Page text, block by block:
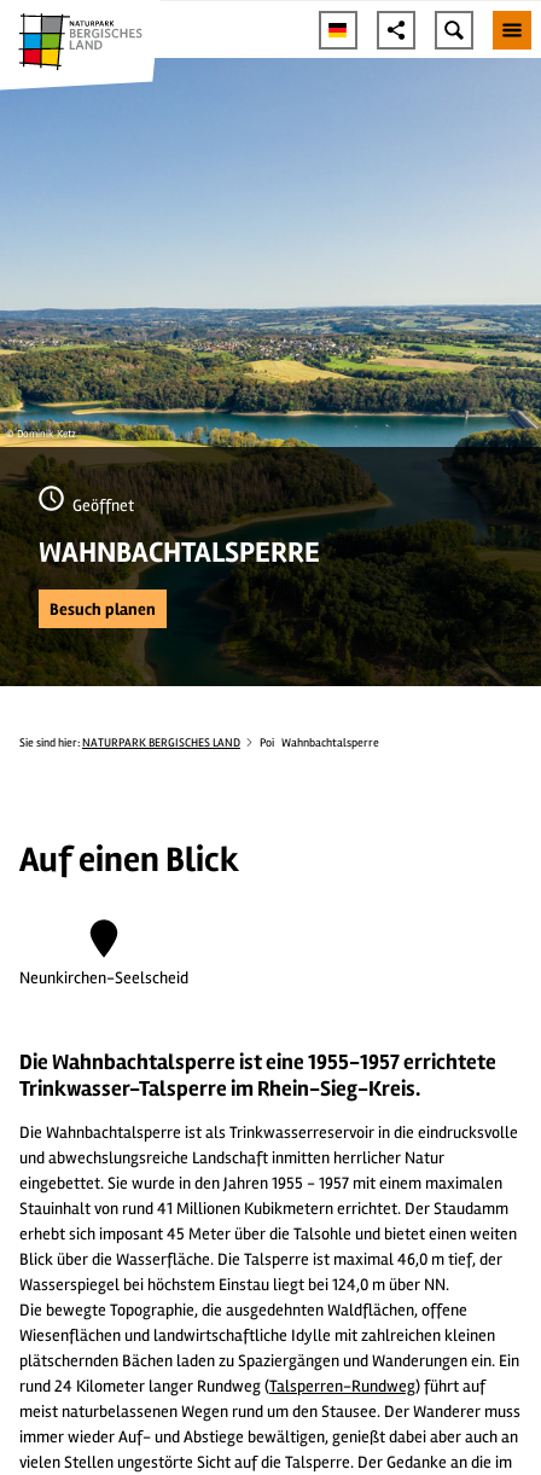
© Dominik Ketz
Geöffnet
WAHNBACHTALSPERRE
Besuch planen
Sie sind hier: NATURPARK BERGISCHES LAND Poi Wahnbachtalsperre
Auf einen Blick
Neunkirchen-Seelscheid
Die Wahnbachtalsperre ist eine 1955-1957 errichtete
Trinkwasser-Talsperre im Rhein-Sieg-Kreis.
Die Wahnbachtalsperre ist als Trinkwasserreservoir in die eindrucksvolle
und abwechslungsreiche Landschaft inmitten herrlicher Natur
eingebettet. Sie wurde in den Jahren 1955 - 1957 mit einem maximalen
Stauinhalt von rund 41 Millionen Kubikmetern errichtet. Der Staudamm
erhebt sich imposant 45 Meter über die Talsohle und bietet einen weiten
Blick über die Wasserfläche. Die Talsperre ist maximal 46,0 m tief, der
Wasserspiegel bei höchstem Einstau liegt bei 124,0 m über NN.
Die bewegte Topographie, die ausgedehnten Waldflächen, offene
Wiesenflächen und landwirtschaftliche Idylle mit zahlreichen kleinen
plätschernden Bächen laden zu Spaziergängen und Wanderungen ein. Ein
rund 24 Kilometer langer Rundweg (Talsperren-Rundweg) führt auf
meist naturbelassenen Wegen rund um den Stausee. Der Wanderer muss
immer wieder Auf- und Abstiege bewältigen, genießt dabei aber auch an
vielen Stellen ungestörte Sicht auf die Talsperre. Der Gedanke an die im